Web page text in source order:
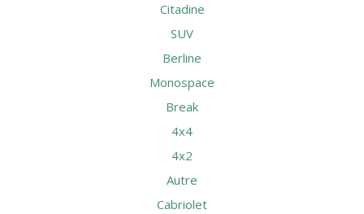
Citadine
SUV
Berline
Monospace
Break
4x4
4x2
Autre
Cabriolet